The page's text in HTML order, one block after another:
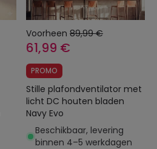
Voorheen 89,99 €
61,99 €
PROMO
Stille plafondventilator met
licht DC houten bladen
Navy Evo
Beschikbaar, levering
binnen 4–5 werkdagen